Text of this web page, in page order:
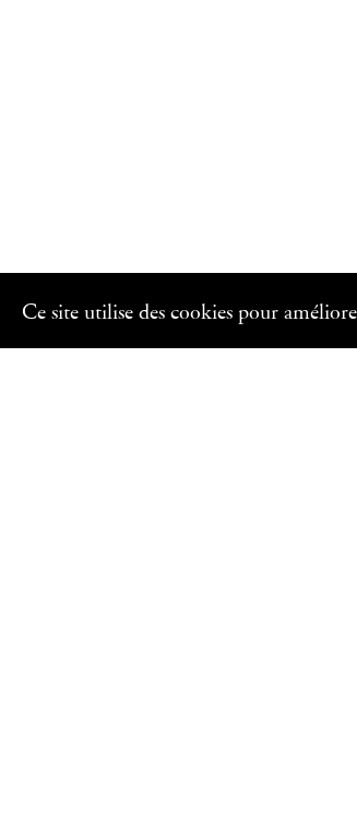
Ce site utilise des cookies pour